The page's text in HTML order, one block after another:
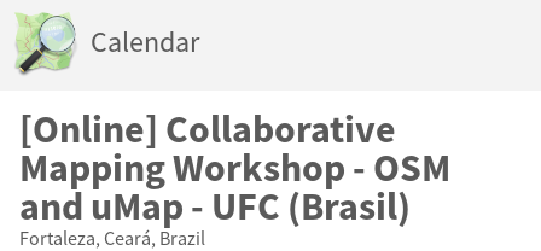
Calendar
[Online] Collaborative
Mapping Workshop - OSM
and uMap - UFC (Brasil)
Fortaleza, Ceará, Brazil